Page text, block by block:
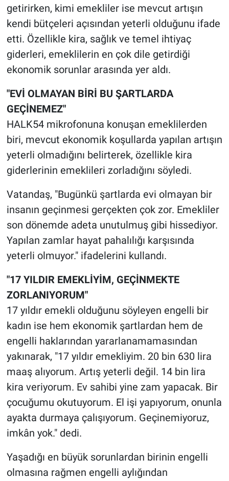
getirirken, kimi emekliler ise mevcut artışın
kendi bütçeleri açısından yeterli olduğunu ifade
etti. Özellikle kira, sağlık ve temel ihtiyaç
giderleri, emeklilerin en çok dile getirdiği
ekonomik sorunlar arasında yer aldı.
"EVİ OLMAYAN BİRİ BU ŞARTLARDA
GEÇİNEMEZ"
HALK54 mikrofonuna konuşan emeklilerden
biri, mevcut ekonomik koşullarda yapılan artışın
yeterli olmadığını belirterek, özellikle kira
giderlerinin emeklileri zorladığını söyledi.
Vatandaş, "Bugünkü şartlarda evi olmayan bir
insanın geçinmesi gerçekten çok zor. Emekliler
son dönemde adeta unutulmuş gibi hissediyor.
Yapılan zamlar hayat pahalılığı karşısında
yeterli olmuyor." ifadelerini kullandı.
"17 YILDIR EMEKLİYİM, GEÇİNMEKTE
ZORLANIYORUM"
17 yıldır emekli olduğunu söyleyen engelli bir
kadın ise hem ekonomik şartlardan hem de
engelli haklarından yararlanamamasından
yakınarak, "17 yıldır emekliyim. 20 bin 630 lira
maaş alıyorum. Artış yeterli değil. 14 bin lira
kira veriyorum. Ev sahibi yine zam yapacak. Bir
çocuğumu okutuyorum. El işi yapıyorum, onunla
ayakta durmaya çalışıyorum. Geçinemiyoruz,
imkân yok." dedi.
Yaşadığı en büyük sorunlardan birinin engelli
olmasına rağmen engelli aylığından